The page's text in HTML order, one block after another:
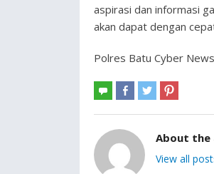
aspirasi dan informasi
akan dapat dengan
Polres Batu Cyber News
About the
View all